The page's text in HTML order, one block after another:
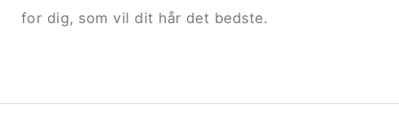
for dig, som vil dit hår det bedste.